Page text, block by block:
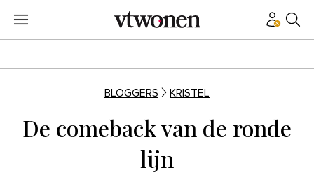
BLOGGERS KRISTEL
De comeback van de ronde
lijn